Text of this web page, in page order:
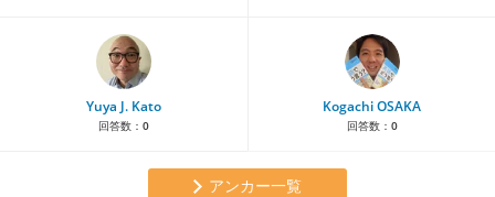
Yuya J. Kato
回答数： 0
Kogachi OSAKA
回答数： 0
アンカー一覧